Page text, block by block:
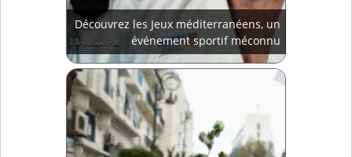
Découvrez les Jeux méditerranéens, un
événement sportif méconnu